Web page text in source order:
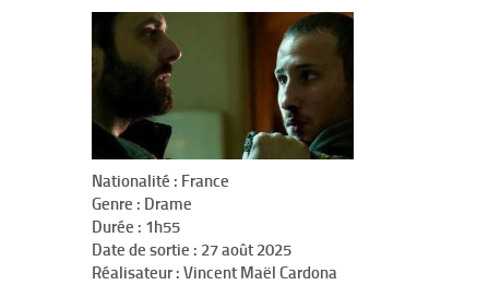
Nationalité : France
Genre : Drame
Durée : 1h55
Date de sortie : 27 août 2025
Réalisateur : Vincent Maël Cardona